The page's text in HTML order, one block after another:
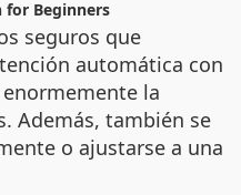
for Beginners
seguros que
automática con
la
Además, también se
o ajustarse a una